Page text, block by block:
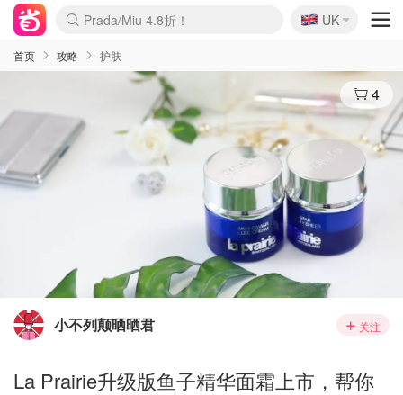
麦卢卡蜂蜜夏促！个位数！
Prada/Miu 4.8折！
啥？必胜客披萨5折！
🇬🇧
UK
首页 攻略 护肤
4
小不列颠晒晒君 关注
La Prairie升级版鱼子精华面霜上市，帮你